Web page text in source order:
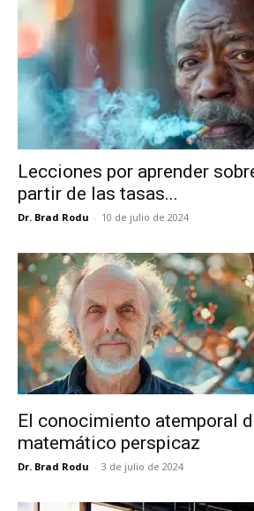
Lecciones por aprender
partir de las tasas...
Dr. Brad Rodu - 10 de julio de 2024
El conocimiento atemporal
matemático perspicaz
Dr. Brad Rodu - 3 de julio de 2024